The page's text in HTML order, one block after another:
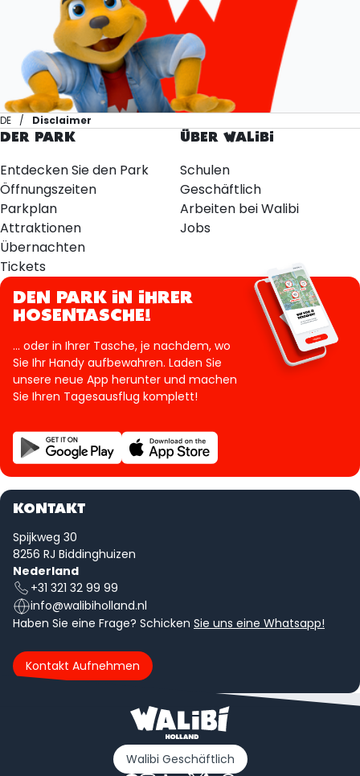
DE
Disclaimer
DER PARK
Entdecken Sie den Park
Öffnungszeiten
Parkplan
Attraktionen
Übernachten
Tickets
ÜBER WALIBI
Schulen
Geschäftlich
Arbeiten bei Walibi
Jobs
DEN PARK IN IHRER
HOSENTASCHE!
... oder in Ihrer Tasche, je nachdem, wo
Sie Ihr Handy aufbewahren. Laden Sie
unsere neue App herunter und machen
Sie Ihren Tagesausflug komplett!
KONTAKT
Spijkweg 30
8256 RJ Biddinghuizen
Nederland
+31 321 32 99 99
info@walibiholland.nl
Haben Sie eine Frage? Schicken Sie uns eine Whatsapp!
Kontakt Aufnehmen
Walibi Geschäftlich